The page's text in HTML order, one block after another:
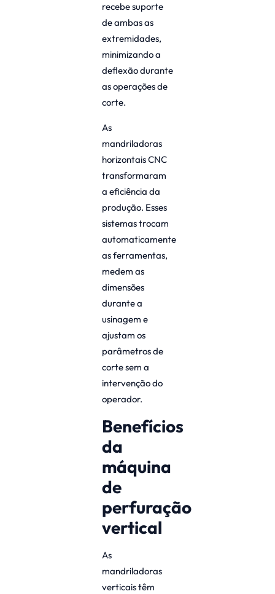
recebe suporte
de ambas as
extremidades,
minimizando a
deflexão durante
as operações de
corte.
As
mandriladoras
horizontais CNC
transformaram
a eficiência da
produção. Esses
sistemas trocam
automaticamente
as ferramentas,
medem as
dimensões
durante a
usinagem e
ajustam os
parâmetros de
corte sem a
intervenção do
operador.
Benefícios
da
máquina
de
perfuração
vertical
As
mandriladoras
verticais têm